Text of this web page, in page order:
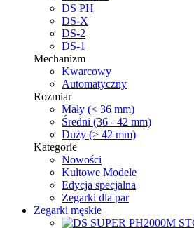
DS PH
DS-X
DS-2
DS-1
Mechanizm
Kwarcowy
Automatyczny
Rozmiar
Mały (< 36 mm)
Średni (36 - 42 mm)
Duży (> 42 mm)
Kategorie
Nowości
Kultowe Modele
Edycja specjalna
Zegarki dla par
Zegarki męskie